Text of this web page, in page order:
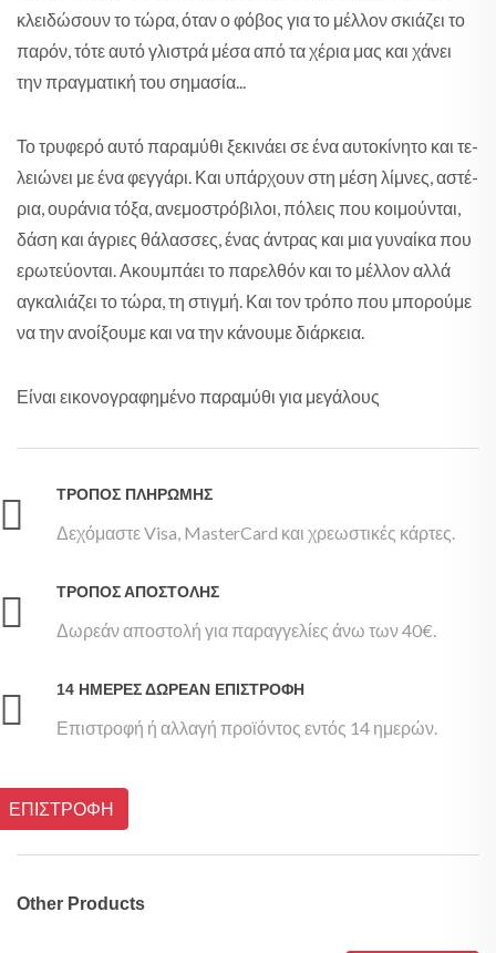
κλει­δώ­σουν το τώ­ρα, όταν ο φό­βος για το μέλ­λον σκιά­ζει το
πα­ρόν, τό­τε αυ­τό γλι­στρά μέ­σα από τα χέ­ρια μας και χά­νει
την πραγ­μα­τι­κή του ση­μα­σία...
Το τρυ­φε­ρό αυ­τό πα­ρα­μύ­θι ξε­κι­νά­ει σε ένα αυ­το­κί­νη­το και τε­
λειώ­νει με ένα φεγ­γά­ρι. Και υπάρ­χουν στη μέ­ση λί­μνες, αστέ­
ρια, ου­ρά­νια τό­ξα, ανε­μο­στρό­βι­λοι, πό­λεις που κοι­μού­νται,
δά­ση και άγριες θά­λασ­σες, ένας άντρας και μια γυ­ναί­κα που
ερω­τεύ­ο­νται. Ακου­μπά­ει το πα­ρελ­θόν και το μέλ­λον αλ­λά
αγκα­λιά­ζει το τώ­ρα, τη στιγ­μή. Και τον τρό­πο που μπο­ρού­με
να την ανοί­ξου­με και να την κά­νου­με διάρ­κεια.
Εί­ναι ει­κο­νο­γρα­φη­μέ­νο πα­ρα­μύ­θι για με­γά­λους
ΤΡΌΠΟΣ ΠΛΗΡΩΜΉΣ
Δεχόμαστε Visa, MasterCard και χρεωστικές κάρτες.
ΤΡΌΠΟΣ ΑΠΟΣΤΟΛΉΣ
Δωρεάν αποστολή για παραγγελίες άνω των 40€.
14 ΗΜΈΡΕΣ ΔΩΡΕΆΝ ΕΠΙΣΤΡΟΦΉ
Επιστροφή ή αλλαγή προϊόντος εντός 14 ημερών.
ΕΠΙΣΤΡΟΦΗ
Other Products